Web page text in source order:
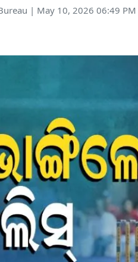
| May 10, 2026 06:49 PM